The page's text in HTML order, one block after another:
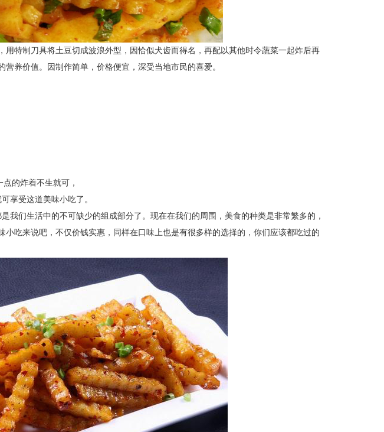
用特制刀具将土豆切成波浪外型，因恰似犬齿而得名，再配以其他时令蔬菜一起炸后再
养价值。因制作简单，价格便宜，深受当地市民的喜爱。
点的炸着不生就可，
享受这道美味小吃了。
我们生活中的不可缺少的组成部分了。现在在我们的周围，美食的种类是非常繁多的，
吃来说吧，不仅价钱实惠，同样在口味上也是有很多样的选择的，你们应该都吃过的